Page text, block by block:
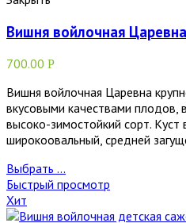
Вишня войлочная Царевна
700.00 Р
Вишня войлочная Царевна
вкусовыми качествами плодов,
высоко-зимостойкий сорт.
широкоовальный, средней
Выбрать ...
Быстрый просмотр
Хит